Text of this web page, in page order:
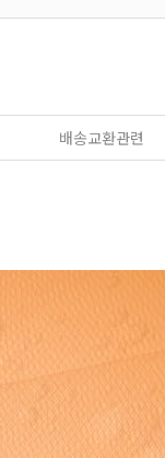
배송교환관련